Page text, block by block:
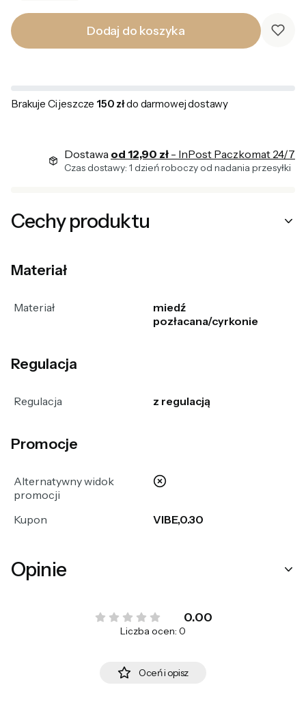
Dodaj do koszyka
Brakuje Ci jeszcze 150 złdo darmowej dostawy
Dostawa od 12,90 zł - InPost Paczkomat 24/7
Czas dostawy: 1 dzień roboczy od nadania przesyłki
Cechy produktu
Materiał
Materiał
miedź
pozłacana/cyrkonie
Regulacja
Regulacja z regulacją
Promocje
Alternatywny widok
promocji
nie
Kupon VIBE,0.30
Opinie
0.00
Liczba ocen: 0
Oceń i opisz